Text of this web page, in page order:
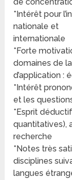
*Intérêt pour
nationale et
*Forte
domaines de
*Intérêt
et les
*Esprit
quantitatives),
recherche
*Notes très
disciplines
langues